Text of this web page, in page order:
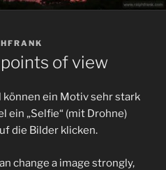
of view
ein Motiv sehr stark
ein „Selfie“ (mit Drohne)
die Bilder klicken.
change a image strongly,